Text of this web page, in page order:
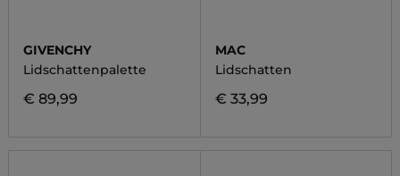
GIVENCHY
Lidschattenpalette
€ 89,99
MAC
Lidschatten
€ 33,99